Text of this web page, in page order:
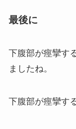
最後に
下腹部が痙攣す
ましたね。
下腹部が痙攣す